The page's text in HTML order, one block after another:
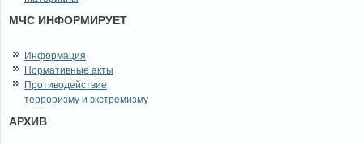
МЧС ИНФОРМИРУЕТ
Информация
Нормативные акты
Противодействие
терроризму и экстремизму
АРХИВ